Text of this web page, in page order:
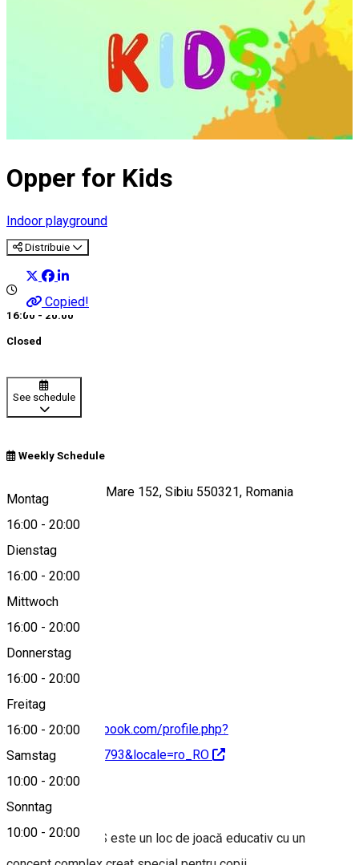
Opper for Kids
Indoor playground
Distribuie
Copied!
16:00 - 20:00
Closed
See schedule
Weekly Schedule
Montag
16:00 - 20:00
Dienstag
16:00 - 20:00
Mittwoch
16:00 - 20:00
Donnerstag
16:00 - 20:00
Freitag
16:00 - 20:00
Samstag
10:00 - 20:00
Sonntag
10:00 - 20:00
Strada Ștefan cel Mare 152, Sibiu 550321, Romania
View on map
https://www.facebook.com/profile.php?
id=61554870501793&locale=ro_RO
About
OPPER FOR KIDS este un loc de joacă educativ cu un